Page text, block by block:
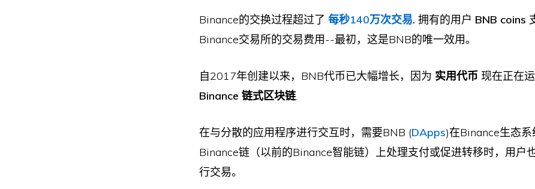
Binance的交换过程超过了 每秒140万次交易. 拥有的用户 BNB coins
Binance交易所的交易费用--最初，这是BNB的唯一效用。
自2017年创建以来，BNB代币已大幅增长，因为 实用代币 现在正在
Binance 链式区块链.
在与分散的应用程序进行交互时，需要BNB (DApps)在Binance生态
Binance链（以前的Binance智能链）上处理支付或促进转移时，用户
行交易。